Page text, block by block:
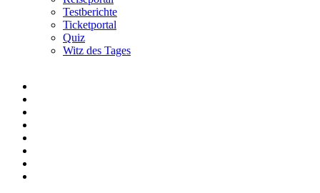
Testberichte
Ticketportal
Quiz
Witz des Tages